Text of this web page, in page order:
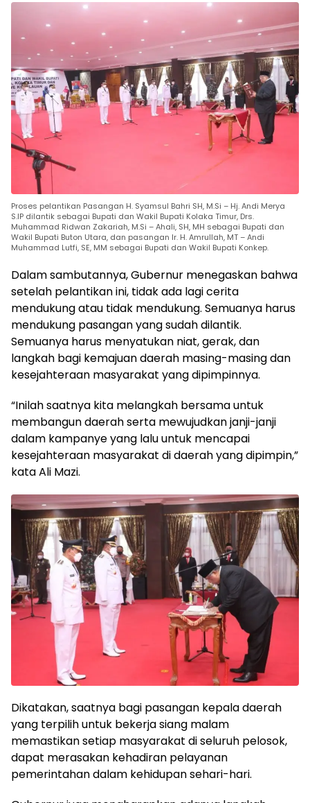
Proses pelantikan Pasangan H. Syamsul Bahri SH, M.Si – Hj. Andi Merya
S.IP dilantik sebagai Bupati dan Wakil Bupati Kolaka Timur, Drs.
Muhammad Ridwan Zakariah, M.Si – Ahali, SH, MH sebagai Bupati dan
Wakil Bupati Buton Utara, dan pasangan Ir. H. Amrullah, MT – Andi
Muhammad Lutfi, SE, MM sebagai Bupati dan Wakil Bupati Konkep.
Dalam sambutannya, Gubernur menegaskan bahwa
setelah pelantikan ini, tidak ada lagi cerita
mendukung atau tidak mendukung. Semuanya harus
mendukung pasangan yang sudah dilantik.
Semuanya harus menyatukan niat, gerak, dan
langkah bagi kemajuan daerah masing-masing dan
kesejahteraan masyarakat yang dipimpinnya.
“Inilah saatnya kita melangkah bersama untuk
membangun daerah serta mewujudkan janji-janji
dalam kampanye yang lalu untuk mencapai
kesejahteraan masyarakat di daerah yang dipimpin,”
kata Ali Mazi.
Dikatakan, saatnya bagi pasangan kepala daerah
yang terpilih untuk bekerja siang malam
memastikan setiap masyarakat di seluruh pelosok,
dapat merasakan kehadiran pelayanan
pemerintahan dalam kehidupan sehari-hari.